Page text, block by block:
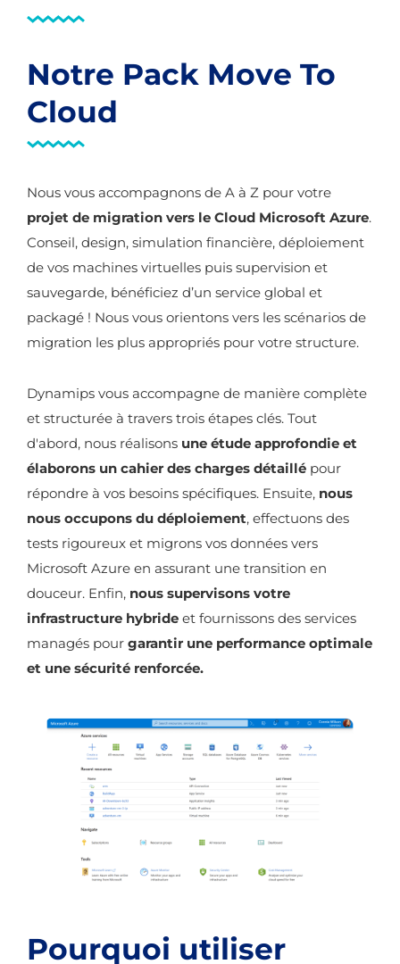
Notre Pack Move To
Cloud
Nous vous accompagnons de A à Z pour votre
projet de migration vers le Cloud Microsoft Azure.
Conseil, design, simulation financière, déploiement
de vos machines virtuelles puis supervision et
sauvegarde, bénéficiez d’un service global et
packagé ! Nous vous orientons vers les scénarios de
migration les plus appropriés pour votre structure.
Dynamips vous accompagne de manière complète
et structurée à travers trois étapes clés. Tout
d'abord, nous réalisons une étude approfondie et
élaborons un cahier des charges détaillé pour
répondre à vos besoins spécifiques. Ensuite, nous
nous occupons du déploiement, effectuons des
tests rigoureux et migrons vos données vers
Microsoft Azure en assurant une transition en
douceur. Enfin, nous supervisons votre
infrastructure hybride et fournissons des services
managés pour garantir une performance optimale
et une sécurité renforcée.
Pourquoi utiliser